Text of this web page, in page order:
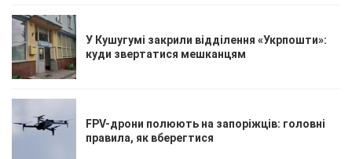
У Кушугумі закрили відділення «Укрпошти»:
куди звертатися мешканцям
FPV-дрони полюють на запоріжців: головні
правила, як вберегтися